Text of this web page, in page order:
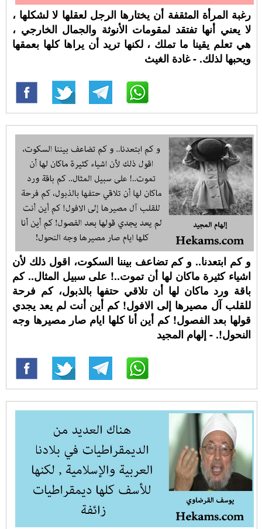
رغبة المرأة المثقفة أن يختارها الرجل لعقلها لا لشكلها ،
لا يعني أنها تفتقد لمقومات الأنوثة والجمال الخارجي ،
هي تعلم يقينا ما تملك ، لكنها تريد أن يراها كلها بعمقها
ويحبها لذلك. - غادة الغيث
و كم ابتعدنا.. و كم تضاعف بيننا السكوت، اقول ذلك لأن
اشياء كثيرة ماكان لها أن تموت..! على سبيل المثال.. كم
باقة ورد ماكان لها أن تلاقي حتفها بالذبول، كم فرحة
للقلب آل مصيرها إلى الافول! كم أين أنت لم يعد يجدي
قولها بعد الفصول! كم أين أنا كلها ايام صار مصيرها وجه
النحول!. - إلهام المجيد